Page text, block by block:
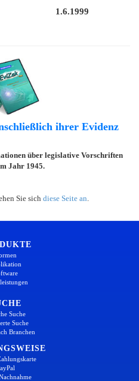
1.6.1999
ihrer Evidenz
über legislative Vorschriften
Jahr 1945.
Sie sich diese Seite an
Suche
Suche
Branchen